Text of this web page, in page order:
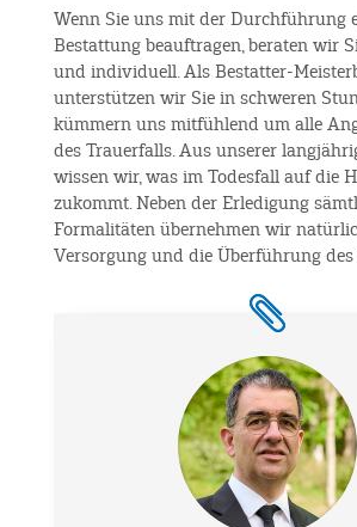
Wenn Sie uns mit der Durchführung
Bestattung beauftragen, beraten wir
und individuell. Als Bestatter-
unterstützen wir Sie in schweren
kümmern uns mitfühlend um alle
des Trauerfalls. Aus unserer
wissen wir, was im Todesfall auf die
zukommt. Neben der Erledigung
Formalitäten übernehmen wir
Versorgung und die Überführung des